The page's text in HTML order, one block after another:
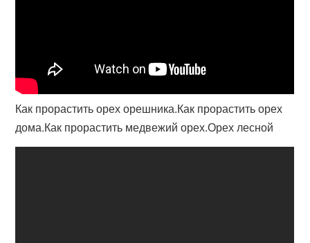
Как прорастить орех орешника.Как прорастить орех
дома.Как прорастить медвежий орех.Орех лесной